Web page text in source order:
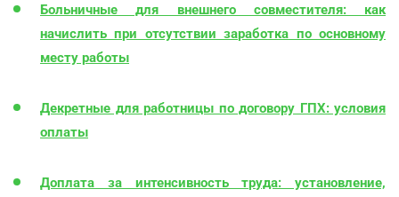
Больничные для внешнего совместителя: как
начислить при отсутствии заработка по основному
месту работы
Декретные для работницы по договору ГПХ: условия
оплаты
Доплата за интенсивность труда: установление,